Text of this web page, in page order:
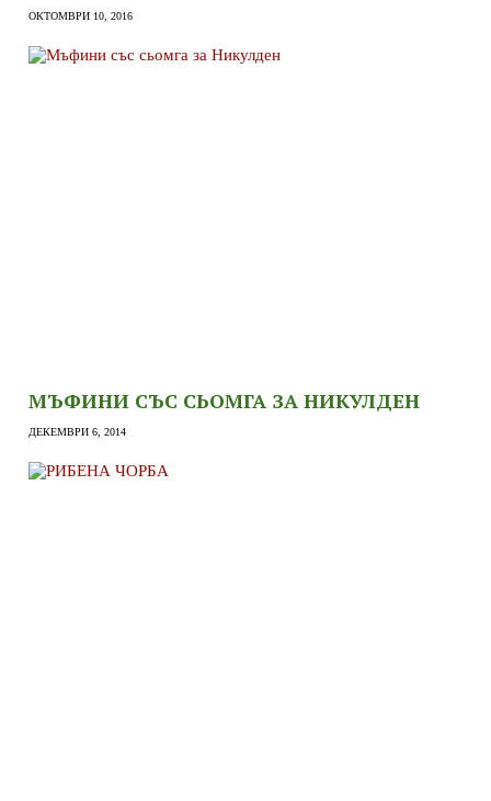
ОКТОМВРИ 10, 2016
МЪФИНИ СЪС СЬОМГА ЗА НИКУЛДЕН
ДЕКЕМВРИ 6, 2014